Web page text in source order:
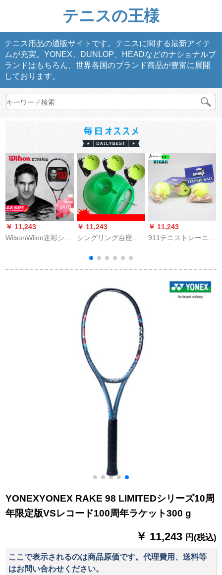
テニスの王様
テニス用品の通販サイトです。テニスに関する最新アイテ
ムが充実。YONEX、DUNLOP、HEADなどのナショナルブ
ランドはもちろん、世界各国のブランド商品が豊富に展開
しております。
￥ 11,243
WilsonWilon迷彩シリ
￥ 11,243
シングリング台座男
ット厚手テレニグ器
绿+耐缠フック+3つの
￥ 11,243
911テニストレーニン
级トレーニングニン
グスT-911个
YONEXYONEX RAKE 98 LIMITEDシリーズ10周
年限定版VSレコード100周年ラケット300 g
￥ 11,243 円(税込)
ここで表示されるのは商品原価です。代理費用、送料等
はお問い合わせください。